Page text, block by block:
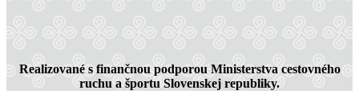
Realizované s finančnou podporou Ministerstva cestovného
ruchu a športu Slovenskej republiky.